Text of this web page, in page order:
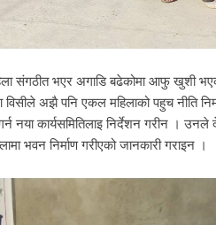
संगठीत भएर अगाडि बढेकोमा आफु खुशी
अझै पनि एकल महिलाको पहुच नीति
नया कार्यसमितिलाइ निर्देशन गरीन ।
भवन निर्माण गरीएको जानकारी गराइन ।